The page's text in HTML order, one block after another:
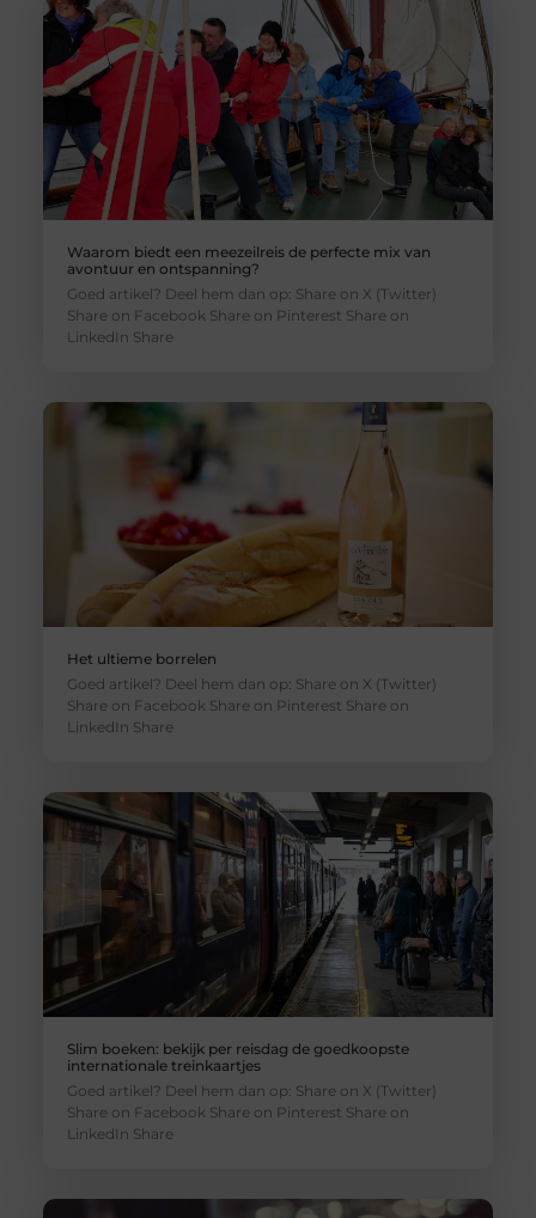
Waarom biedt een meezeilreis de perfecte mix van
avontuur en ontspanning?
Goed artikel? Deel hem dan op: Share on X (Twitter)
Share on Facebook Share on Pinterest Share on
LinkedIn Share
Het ultieme borrelen
Goed artikel? Deel hem dan op: Share on X (Twitter)
Share on Facebook Share on Pinterest Share on
LinkedIn Share
Slim boeken: bekijk per reisdag de goedkoopste
internationale treinkaartjes
Goed artikel? Deel hem dan op: Share on X (Twitter)
Share on Facebook Share on Pinterest Share on
LinkedIn Share